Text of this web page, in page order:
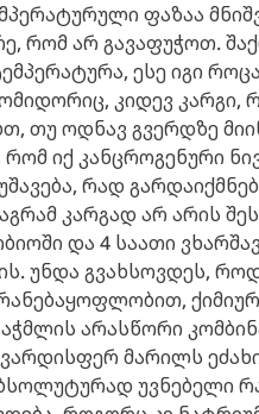
ფაზაა
რომ არ გავაფუჭოთ.
ესე იგი
კიდევ კარგი,
თუ ოდნავ გვერდზე
იქ კანცროგენური
რად
კარგად არ არის
და 4 საათი
უნდა გვახსოვდეს,
ქიმიურ
არასწორი
მარილს
უვნებელი